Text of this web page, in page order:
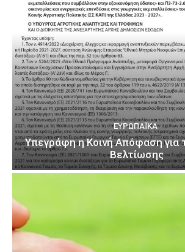
ΕΥΡΩΠΑΪΚΆ
Υπεγράφη η Κοινή Απόφαση για
Βελτίωσης